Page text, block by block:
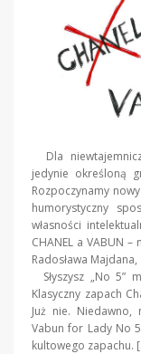
Dla
jedynie określoną
Rozpoczynamy
humorystyczny
własności
CHANEL a VABUN
Radosława
Słyszysz „No 5”
Klasyczny zapach
Już nie.
Vabun for Lady No
kultowego zapachu.